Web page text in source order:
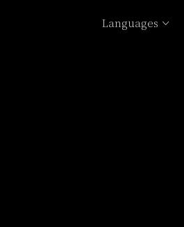
Languages